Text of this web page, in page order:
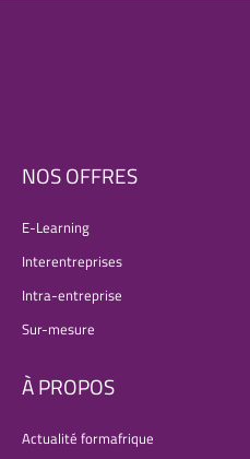
NOS OFFRES
E-Learning
Interentreprises
Intra-entreprise
Sur-mesure
À PROPOS
Actualité formafrique